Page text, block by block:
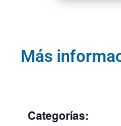
Más
Categorías: